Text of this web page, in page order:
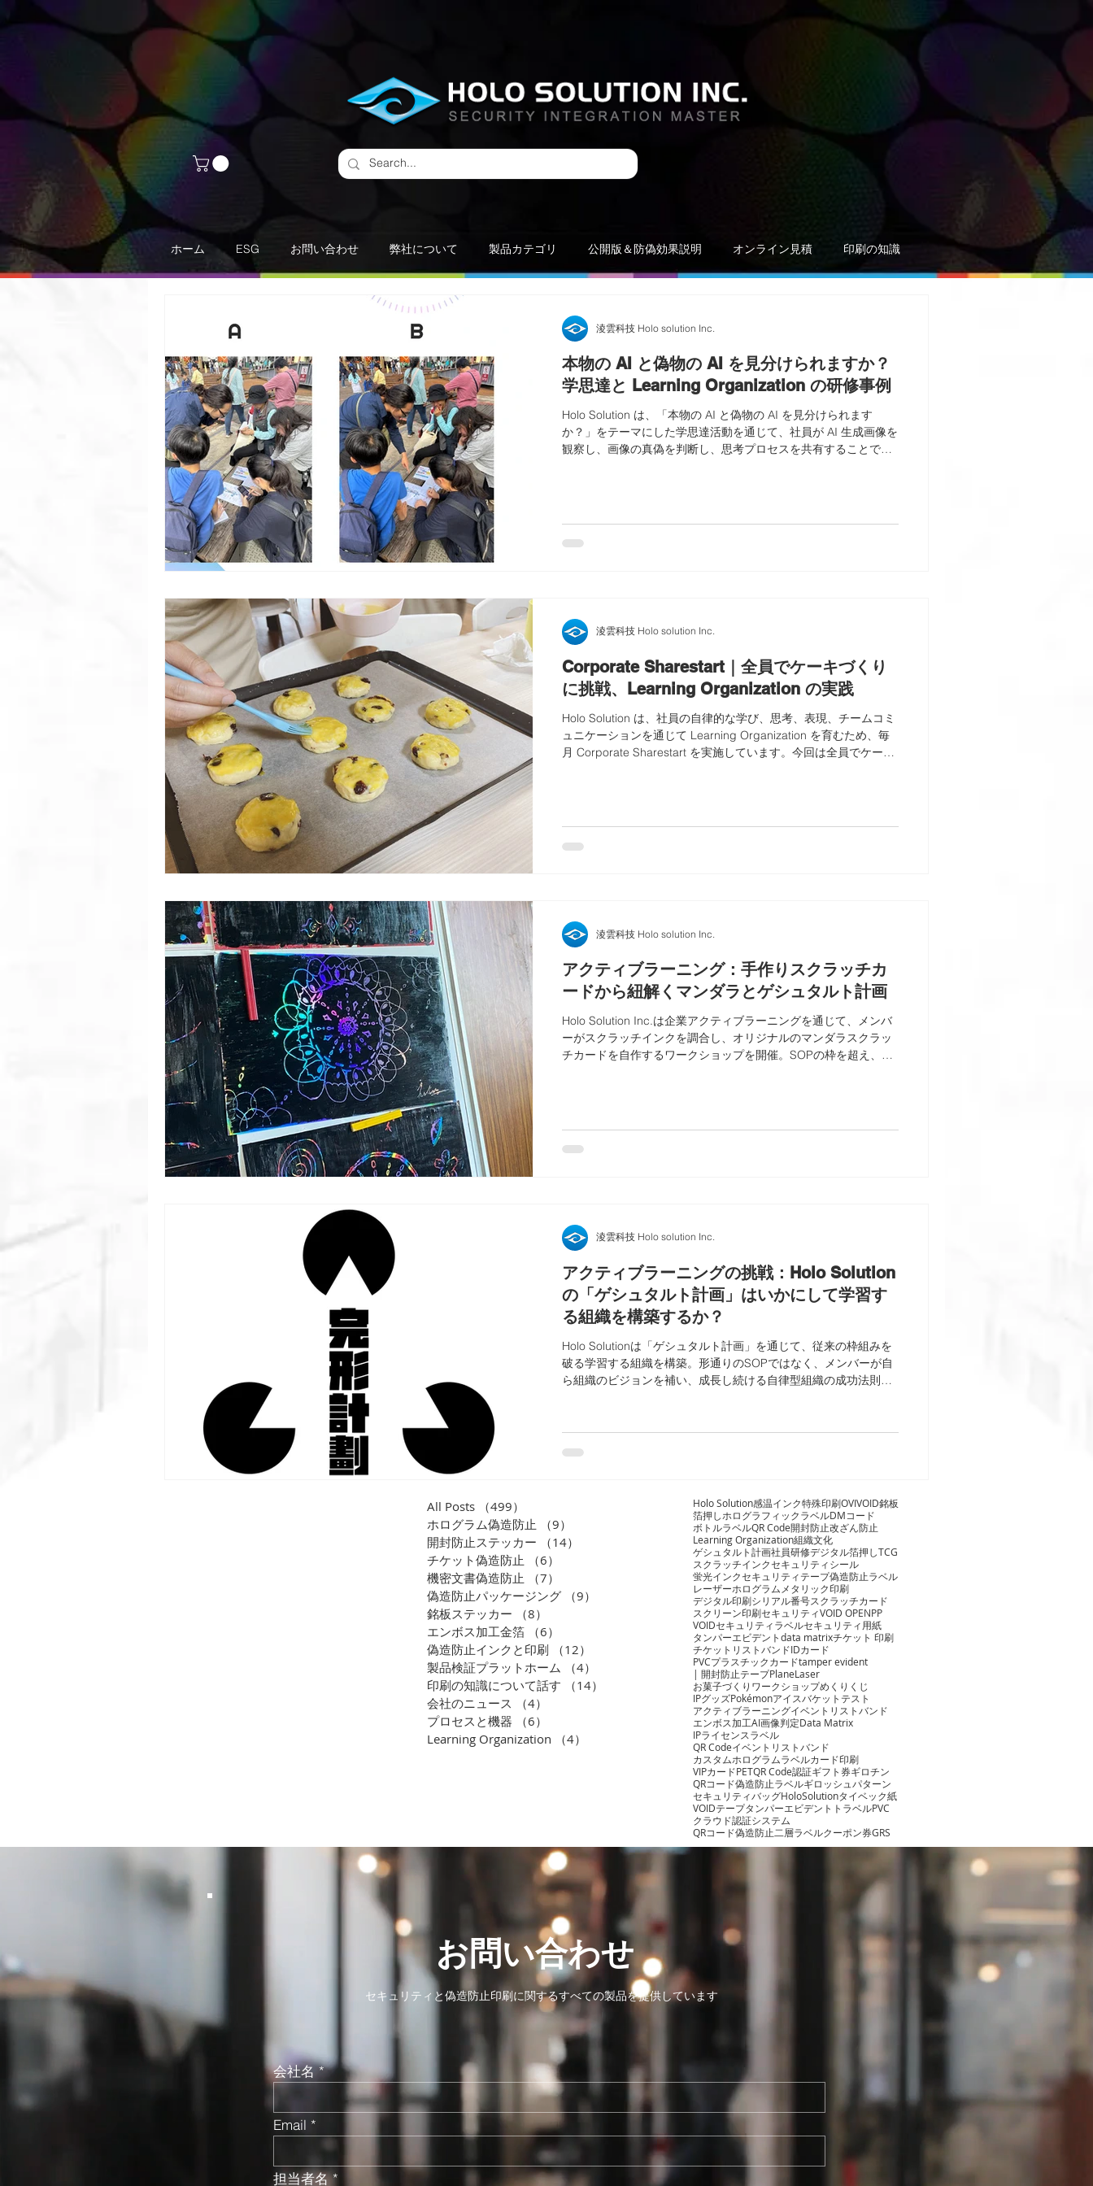
ホーム ESG お問い合わせ 弊社について 製品カテゴリ 公開版＆防偽効果説明 オンライン見積 印刷の知識
本物の AI と偽物の AI を見分けられますか？
学思達と Learning Organization の研修事例
Holo Solution は、「本物の AI と偽物の AI を見分けられます
か？」をテーマにした学思達活動を通じて、社員が AI 生成画像を
観察し、画像の真偽を判断し、思考プロセスを共有することで、
淩雲科技 Holo solution Inc.
Corporate Sharestart｜全員でケーキづくり
に挑戦、Learning Organization の実践
Holo Solution は、社員の自律的な学び、思考、表現、チームコミ
ュニケーションを通じて Learning Organization を育むため、毎
月 Corporate Sharestart を実施しています。今回は全員でケーキ
淩雲科技 Holo solution Inc.
アクティブラーニング：手作りスクラッチカ
ードから紐解くマンダラとゲシュタルト計画
Holo Solution Inc.は企業アクティブラーニングを通じて、メンバ
ーがスクラッチインクを調合し、オリジナルのマンダラスクラッ
チカードを自作するワークショップを開催。SOPの枠を超え、自
淩雲科技 Holo solution Inc.
アクティブラーニングの挑戦：Holo Solution
の「ゲシュタルト計画」はいかにして学習す
る組織を構築するか？
Holo Solutionは「ゲシュタルト計画」を通じて、従来の枠組みを
破る学習する組織を構築。形通りのSOPではなく、メンバーが自
ら組織のビジョンを補い、成長し続ける自律型組織の成功法則を
淩雲科技 Holo solution Inc.
All Posts （499）
ホログラム偽造防止
（9）
開封防止ステッカー
（14）
チケット偽造防止
（6）
機密文書偽造防止
（7）
偽造防止パッケージング
（9）
銘板ステッカー
（8）
エンボス加工金箔
（6）
偽造防止インクと印刷
（12）
製品検証プラットホーム
（4）
印刷の知識について話す
（14）
会社のニュース
（4）
プロセスと機器
（6）
Learning Organization
（4）
Holo Solution感温インク特殊印刷OVIVOID銘板
箔押しホログラフィックラベルDMコード
ボトルラベルQR Code開封防止改ざん防止
Learning Organization組織文化
ゲシュタルト計画社員研修デジタル箔押しTCG
スクラッチインクセキュリティシール
蛍光インクセキュリティテープ偽造防止ラベル
レーザーホログラム メタリック印刷
デジタル印刷シリアル番号スクラッチカード
スクリーン印刷セキュリティVOID OPENPP
VOIDセキュリティラベルセキュリティ用紙
タンパーエビデントdata matrixチケット 印刷
チケットリストバンドIDカード
PVCプラスチックカードtamper evident
| 開封防止テープPlaneLaser
お菓子づくりワークショップめくりくじ
IPグッズPokémonアイスバケットテスト
アクティブラーニングイベントリストバンド
エンボス加工AI画像判定Data Matrix
IPライセンスラベル
QR Codeイベントリストバンド
カスタムホログラムラベルカード印刷
VIPカードPETQR Code認証ギフト券ギロチン
QRコード偽造防止ラベルギロッシュパターン
セキュリティバッグHoloSolutionタイベック紙
VOIDテープタンパーエビデントトラベルPVC
クラウド認証システム
QRコード偽造防止二層ラベルクーポン券GRS
お問い合わせ
セキュリティと偽造防止印刷に関するすべての製品を提供しています
会社名
Email
担当者名